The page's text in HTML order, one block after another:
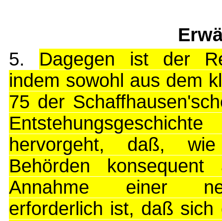
5. Dagegen ist der
indem sowohl aus dem
75 der
hervorgeht, daß, wie
Behörden
Annahme einer
erforderlich ist, daß